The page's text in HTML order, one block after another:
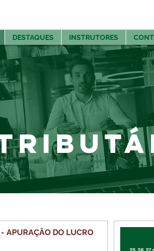
DESTAQUES INSTRUTORES
APURAÇÃO DO LUCRO